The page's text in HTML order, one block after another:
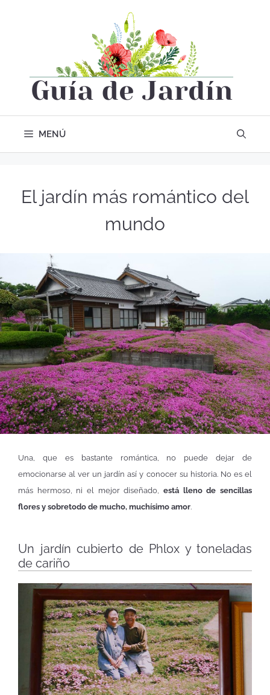
MENÚ
El jardín más romántico del
mundo
Una, que es bastante romántica, no puede dejar de
emocionarse al ver un jardín así y conocer su historia. No es el
más hermoso, ni el mejor diseñado, está lleno de sencillas
flores y sobretodo de mucho, muchísimo amor.
Un jardín cubierto de Phlox y toneladas
de cariño